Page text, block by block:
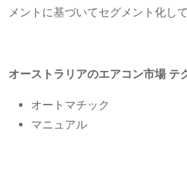
メントに基づいてセグメント化して
オーストラリアのエアコン市場 テ
オートマチック
マニュアル